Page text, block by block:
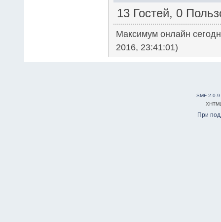
13 Гостей, 0
Максимум онлайн
2016, 23:41:01)
SMF 2.0.9
При